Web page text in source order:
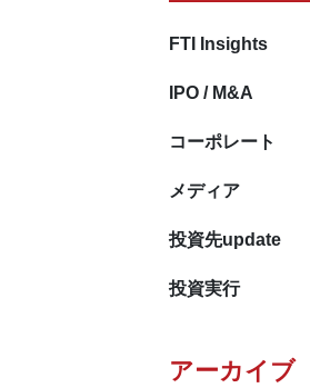
FTI Insights
IPO / M&A
コーポレート
メディア
投資先update
投資実行
アーカイブ